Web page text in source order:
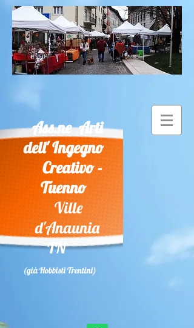
Ass.ne Arti
dell' Ingegno
Creativo -
Tuenno
Ville
d'Anaunia
TN
(già Hobbisti Trentini)